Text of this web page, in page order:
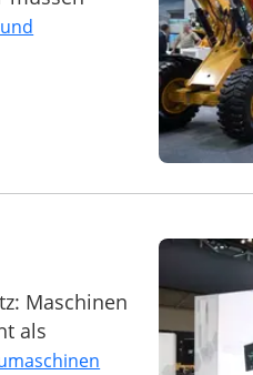
Maschinen
als